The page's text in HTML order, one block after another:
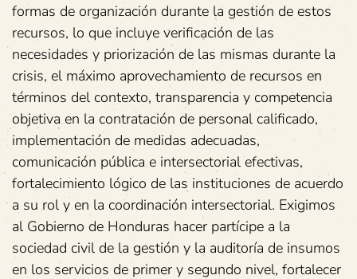
formas de organización durante la gestión de estos
recursos, lo que incluye verificación de las
necesidades y priorización de las mismas durante la
crisis, el máximo aprovechamiento de recursos en
términos del contexto, transparencia y competencia
objetiva en la contratación de personal calificado,
implementación de medidas adecuadas,
comunicación pública e intersectorial efectivas,
fortalecimiento lógico de las instituciones de acuerdo
a su rol y en la coordinación intersectorial. Exigimos
al Gobierno de Honduras hacer partícipe a la
sociedad civil de la gestión y la auditoría de insumos
en los servicios de primer y segundo nivel, fortalecer